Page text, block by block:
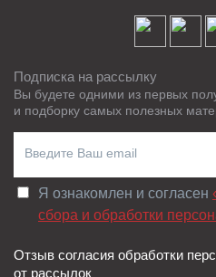
Подписка на рассылку
Вы будете одними из первых
и подборку самых полезных
Я ознакомлен и согласен
сбора и обработки
Отзыв согласия обработки
от рассылок